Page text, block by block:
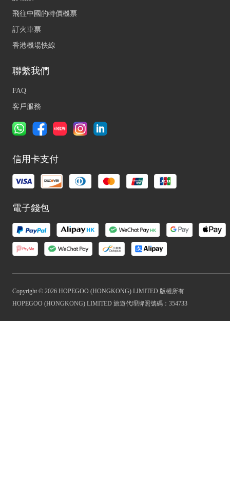
飛往中國的特價機票
訂火車票
香港機場快線
聯繫我們
FAQ
客戶服務
信用卡支付
電子錢包
Copyright © 2026 HOPEGOO (HONGKONG) LIMITED 版權所有
HOPEGOO (HONGKONG) LIMITED 旅遊代理牌照號碼：354733